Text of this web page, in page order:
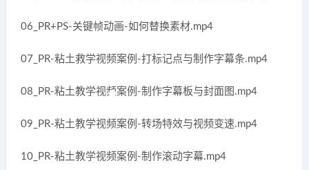
06_PR+PS-关键帧动画-如何替换素材.mp4
07_PR-粘土救学视频案例-打标记点与制作字幕条.mp4
08_PR-粘土教学视频案例-制作字幕板与封面图.mp4
09_PR-粘土教学视频案例-转场特效与视频变速.mp4
10_PR-粘土教学视频案例-制作滚动字幕.mp4